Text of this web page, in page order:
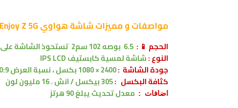
مواصفات و مميزات شاشةهواوي Huawei Enjoy Z 5G :
الحجم 📱 : 102 سم2 تستحوذ الشاشة على 84.7% من
النوع :شاشة لمسيةكابستيفIPS LCD
جودة الشاشة :2400 × 1080 بكسل ،نسبة العرض 20:9
كثافة البكسل :305 بيكسل / انش . 16 مليون لون
اضافات : معدل تحديث يبلغ 90 هرتز